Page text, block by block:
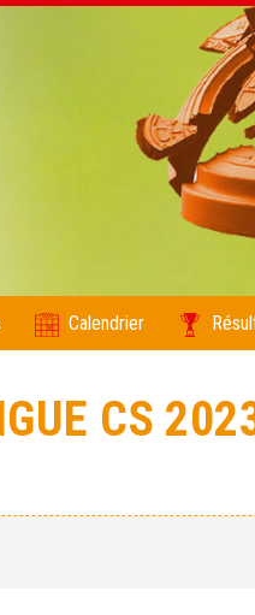
Calendrier
CS